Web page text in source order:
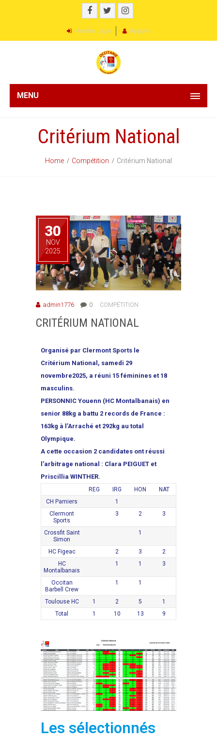
Member Login Register
MENU
Critérium National
Home Compétition Critérium National
30
NOV
2025
admin1776 0 COMPÉTITION
CRITÉRIUM NATIONAL
Organisé par Clermont Sports le
Critérium National, samedi 29
novembre2025, a réuni 15 féminines et 18
masculins.
PERSONNIC Youenn (HC Montalbanais) en
senior 88kg a battu 2 records de France :
163kg à l’Arraché et 292kg au total
Olympique.
A cette occasion 2 candidates ont réussi
l’arbitrage national : Clara PEIGUET et
Priscillia WINTHER.
REG IRG HON
NAT
CH Pamiers
1
Clermont
Sports
3 2 3
Crossfit Saint
Simon
1
HC Figeac 2 3
2
HC
Montalbanais
1 1 3
Occitan
Barbell Crew
1 1
Toulouse HC 1 2 5
1
Total
1 10 13 9
Les sélectionnés